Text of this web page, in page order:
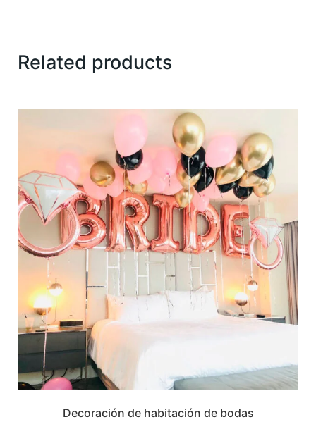
Related products
Decoración de habitación de bodas